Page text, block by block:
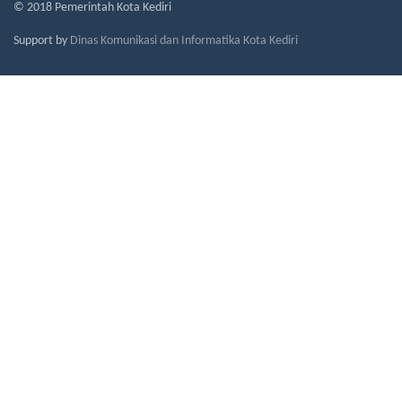
© 2018 Pemerintah Kota Kediri
Support by Dinas Komunikasi dan Informatika Kota Kediri